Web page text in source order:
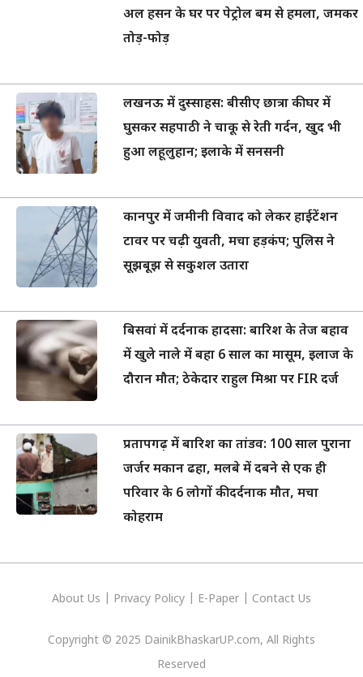
अल हसन के घर पर पेट्रोल बम से हमला, जमकर
तोड़-फोड़
लखनऊ में दुस्साहस: बीसीए छात्रा की घर में
घुसकर सहपाठी ने चाकू से रेती गर्दन, खुद भी
हुआ लहूलुहान; इलाके में सनसनी
कानपुर में जमीनी विवाद को लेकर हाईटेंशन
टावर पर चढ़ी युवती, मचा हड़कंप; पुलिस ने
सूझबूझ से सकुशल उतारा
बिसवां में दर्दनाक हादसा: बारिश के तेज बहाव
में खुले नाले में बहा 6 साल का मासूम, इलाज के
दौरान मौत; ठेकेदार राहुल मिश्रा पर FIR दर्ज
प्रतापगढ़ में बारिश का तांडव: 100 साल पुराना
जर्जर मकान ढहा, मलबे में दबने से एक ही
परिवार के 6 लोगों की दर्दनाक मौत, मचा
कोहराम
About Us Privacy Policy E-Paper Contact Us
Copyright © 2025 DainikBhaskarUP.com, All Rights
Reserved